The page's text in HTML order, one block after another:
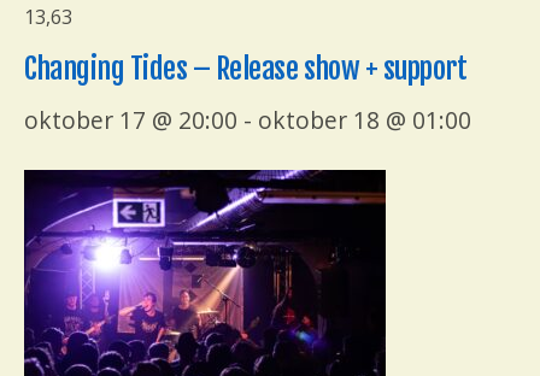
13,63
Changing Tides – Release show + support
oktober 17 @ 20:00 - oktober 18 @ 01:00